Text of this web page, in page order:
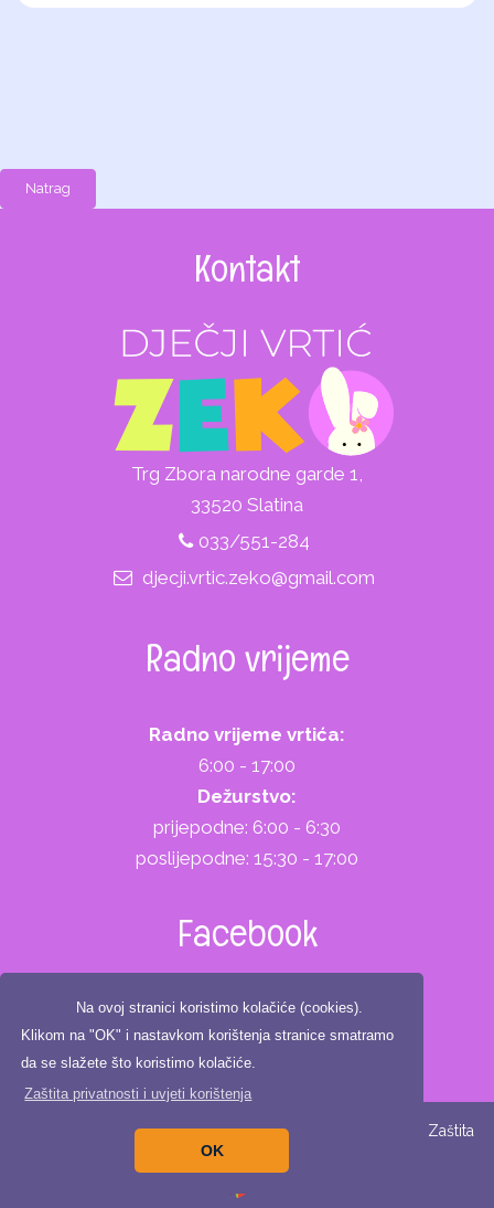
Na ovoj stranici koristimo kolačiće (cookies).
Klikom na "OK" i nastavkom korištenja stranice smatramo
da se slažete što koristimo kolačiće.
Zaštita privatnosti i uvjeti korištenja
OK
Natrag
Kontakt
Trg Zbora narodne garde 1,
33520 Slatina
033/551-284
djecji.vrtic.zeko@gmail.com
Radno vrijeme
Radno vrijeme vrtića:
6:00 - 17:00
Dežurstvo:
prijepodne: 6:00 - 6:30
poslijepodne: 15:30 - 17:00
Facebook
Copyright ©2025. Dječji vrtić Zeko, All Rights Reserved | Zaštita
|Digitalna pristupačnost